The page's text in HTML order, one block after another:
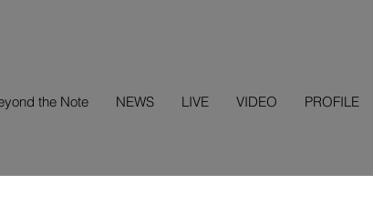
the Note NEWS LIVE VIDEO PROFILE